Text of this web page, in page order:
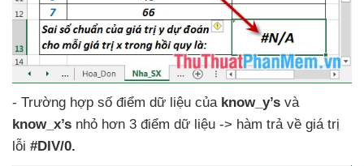
- Trường hợp số điểm dữ liệu của know_y’s và
know_x’s nhỏ hơn 3 điểm dữ liệu -> hàm trả về giá trị
lỗi #DIV/0.